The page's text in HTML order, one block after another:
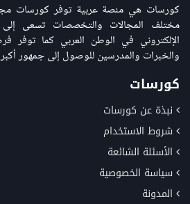
كورسات هي منصة عربية توفر كورسات
مختلف المجالات والتخصصات تسعى
الإلكتروني في الوطن العربي كما توفر
والخبرات والمدرسين للوصول إلى جمهور أكبر
كورسات
نبذة عن كورسات
شروط الاستخدام
الأسئلة الشائعة
سياسة الخصوصية
المدونة